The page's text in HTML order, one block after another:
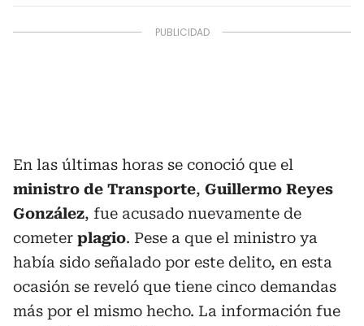
En las últimas horas se conoció que el
ministro de Transporte, Guillermo Reyes
González, fue acusado nuevamente de
cometer plagio. Pese a que el ministro ya
había sido señalado por este delito, en esta
ocasión se reveló que tiene cinco demandas
más por el mismo hecho. La información fue